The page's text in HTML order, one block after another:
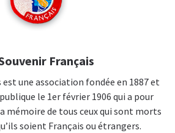
Français
est une association fondée en 1887 et
le 1er février 1906 qui a pour
mémoire de tous ceux qui sont morts
soient Français ou étrangers.